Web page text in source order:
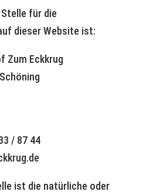
für die
dieser Website ist:
Zum Eckkrug
/ 87 44
ist die natürliche oder